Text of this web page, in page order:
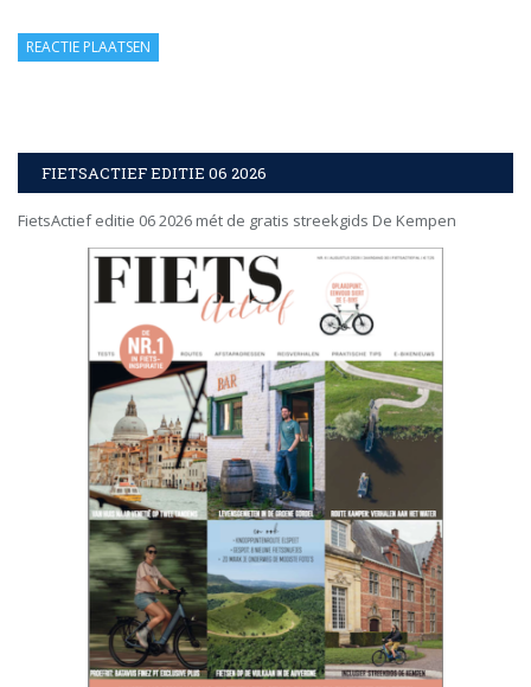
FIETSACTIEF EDITIE 06 2026
FietsActief editie 06 2026 mét de gratis streekgids De Kempen